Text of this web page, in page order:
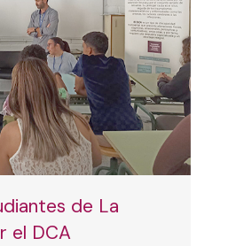
de La
el DCA